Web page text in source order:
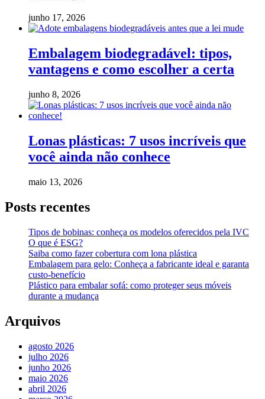
junho 17, 2026
Embalagem biodegradável: tipos,
vantagens e como escolher a certa
junho 8, 2026
Lonas plásticas: 7 usos incríveis que
você ainda não conhece
maio 13, 2026
Posts recentes
Tipos de bobinas: conheça os modelos oferecidos pela IVC
O que é ESG?
Saiba como fazer cobertura com lona plástica
Embalagem para gelo: Conheça a fabricante ideal e garanta
custo-benefício
Plástico para embalar sofá: como proteger seus móveis
durante a mudança
Arquivos
agosto 2026
julho 2026
junho 2026
maio 2026
abril 2026